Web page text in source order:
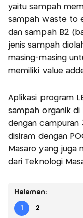
yaitu sampah
sampah waste to
dan sampah B2
jenis sampah
masing-masing
memiliki value
Aplikasi program
sampah organik
dengan campuran
disiram dengan
Masaro yang juga
dari Teknologi
Halaman:
1 2